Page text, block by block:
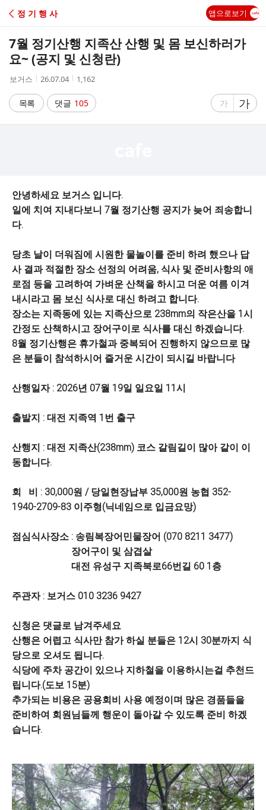
C
A
정 기 행 사 앱으로보기
7월 정기산행 지족산 산행 및 몸 보신하러가
요~ (공지 및 신청란)
작
자
보거스
작
시
간
26.07.04
조
수
1,162
목록 댓글 105
글
가
글
자
가
안녕하세요 보거스 입니다.
일에 치여 지내다보니 7월 정기산행 공지가 늦어 죄송합니
다.
당초 날이 더워짐에 시원한 물놀이를 준비 하려 했으나 답
사 결과 적절한 장소 선정의 어려움, 식사 및 준비사항의 애
로점 등을 고려하여 가벼운 산책을 하시고 더운 여름 이겨
내시라고 몸 보신 식사로 대신 하려고 합니다.
장소는 지족동에 있는 지족산으로 238mm의 작은산을 1시
간정도 산책하시고 장어구이로 식사를 대신 하겠습니다.
8월 정기산행은 휴가철과 중복되어 진행하지 않으므로 많
은 분들이 참석하시어 즐거운 시간이 되시길 바랍니다
산행일자 : 2026년 07월 19일 일요일 11시
출발지 : 대전 지족역 1번 출구
산행지 : 대전 지족산(238mm) 코스 갈림길이 많아 같이 이
동합니다.
회 비 : 30,000원 / 당일현장납부 35,000원 농협 352-
1940-2709-83 이주형(닉네임으로 입금요망)
점심식사장소 : 송림복장어민물장어 (070 8211 3477)
장어구이 및 삼겹살
대전 유성구 지족북로66번길 60 1층
주관자 : 보거스 010 3236 9427
신청은 댓글로 남겨주세요
산행은 어렵고 식사만 참가 하실 분들은 12시 30분까지 식
당으로 오셔도 됩니다.
식당에 주차 공간이 있으나 지하철을 이용하시는걸 추천드
립니다.(도보 15분)
추가되는 비용은 공용회비 사용 예정이며 많은 경품들을
준비하여 회원님들께 행운이 돌아갈 수 있도록 준비 하겠
습니다.